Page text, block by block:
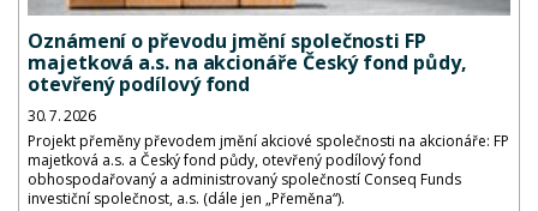
Oznámení o převodu jmění společnosti FP
majetková a.s. na akcionáře Český fond půdy,
otevřený podílový fond
30. 7. 2026
Projekt přeměny převodem jmění akciové společnosti na akcionáře: FP
majetková a.s. a Český fond půdy, otevřený podílový fond
obhospodařovaný a administrovaný společností Conseq Funds
investiční společnost, a.s. (dále jen „Přeměna“).